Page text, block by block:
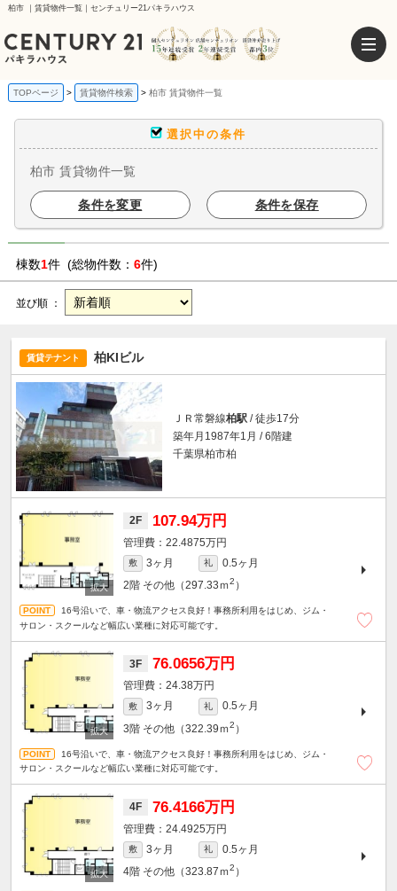
柏市 ｜賃貸物件一覧｜センチュリー21パキラハウス
TOPページ 賃貸物件検索 柏市 賃貸物件一覧
選択中の条件
柏市 賃貸物件一覧
条件を変更 条件を保存
棟数1件 (総物件数： 6件)
並び順 ：
賃貸テナント 柏KIビル
ＪＲ常磐線柏駅 / 徒歩17分
築年月1987年1月 / 6階建
千葉県柏市柏
2F 107.94万円
22.4875万円
敷 3ヶ月 礼
0.5ヶ月
2階 その他（297.33ｍ2 ）
16号沿いで、車・物流アクセス良好！事務所利用をはじめ、ジム・
サロン・スクールなど幅広い業種に対応可能です。
3F 76.0656万円
24.38万円
敷 3ヶ月 礼
0.5ヶ月
3階 その他（322.39ｍ2 ）
16号沿いで、車・物流アクセス良好！事務所利用をはじめ、ジム・
サロン・スクールなど幅広い業種に対応可能です。
4F 76.4166万円
24.4925万円
敷 3ヶ月 礼
0.5ヶ月
4階 その他（323.87ｍ2 ）